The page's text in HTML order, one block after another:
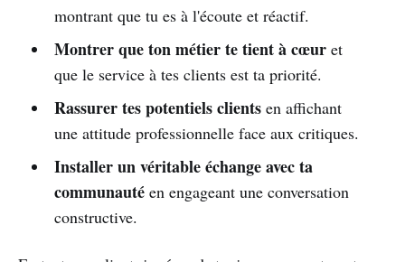
montrant que tu es à l'écoute et réactif.
Montrer que ton métier te tient à cœuret
que le service à tes clients est ta priorité.
Rassurer tes potentiels clientsen affichant
une attitude professionnelle face aux critiques.
Installer un véritable échange avec ta
communautéen engageant une conversation
constructive.